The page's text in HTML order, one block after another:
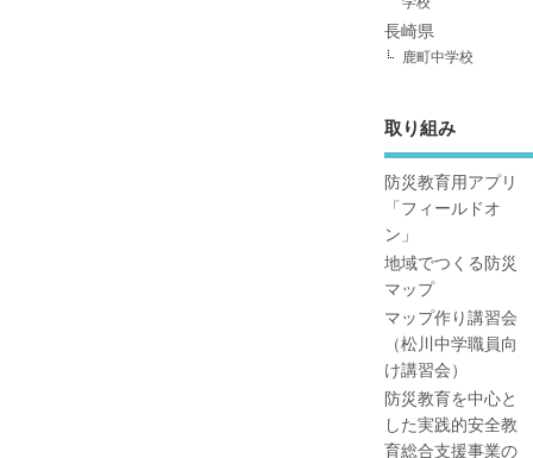
長崎県
鹿町中学校
取り組み
防災教育用アプリ
「フィールドオ
ン」
地域でつくる防災
マップ
マップ作り講習会
（松川中学職員向
け講習会）
防災教育を中心と
した実践的安全教
育総合支援事業の